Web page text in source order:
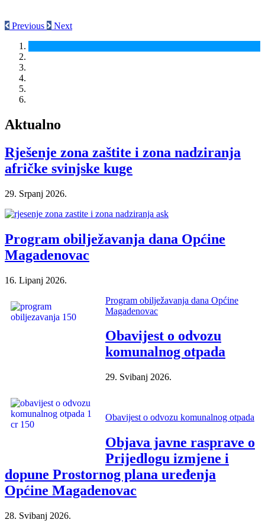
Previous Next
Aktualno
Rješenje zona zaštite i zona nadziranja
afričke svinjske kuge
29. Srpanj 2026.
Program obilježavanja dana Općine
Magadenovac
16. Lipanj 2026.
Program obilježavanja dana Općine
Magadenovac
Obavijest o odvozu
komunalnog otpada
29. Svibanj 2026.
Obavijest o odvozu komunalnog otpada
Objava javne rasprave o
Prijedlogu izmjene i
dopune Prostornog plana uređenja
Općine Magadenovac
28. Svibanj 2026.